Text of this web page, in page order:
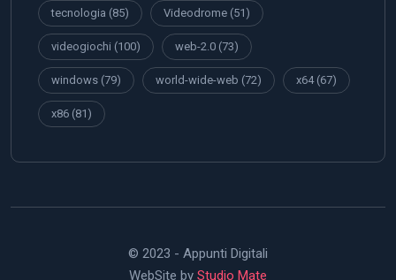
tecnologia (85) Videodrome (51)
videogiochi (100) web-2.0 (73)
windows (79) world-wide-web (72) x64(67)
x86 (81)
© 2023 - Appunti Digitali
WebSite by Studio Mate